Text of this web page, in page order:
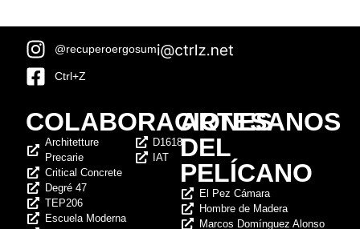
@recuperoergosum
Ctrl+Z
COLABORACIONES
Architetture
Precarie
Critical Concrete
Degré 47
TEP206
Escuela Moderna
D1618
IAT
ARTESANOS
DEL
PELÍCANO
El Pez Cámara
Hombre de Madera
Marcos Domínguez Alonso